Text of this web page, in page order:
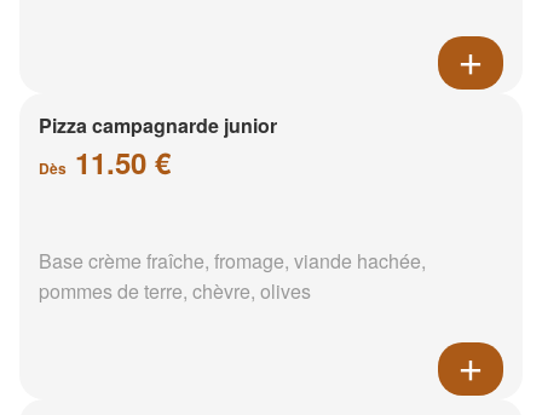
Pizza campagnarde junior
Dès 11.50 €
Base crème fraîche, fromage, viande hachée,
pommes de terre, chèvre, olives